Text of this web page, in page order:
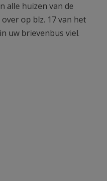
alle huizen van de
op blz. 17 van het
uw brievenbus viel.